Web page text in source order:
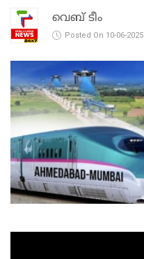
വെബ് ടീം
Posted On 10-06-2025